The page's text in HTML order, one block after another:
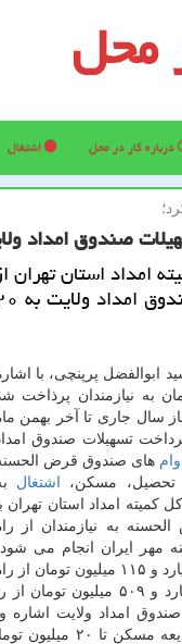
محل
درباره كار در محل اشتغال
امداد استان تهران
پرداخت تسهیلات قرض
ابوالفضل پرپنچی، با
و ۶۲۵ میلیون تومان به نیازمندان پرذاخت
سال جاری تا آخر بهمن
تسهیلات صندوق
وام های صندوق قرض
تحصیل، مسكن،
اشتغال
امداد استان تهران
به نیازمندان از
مهر ایران انجام می
خاطرنشان كرد: از آغاز سالجاری ۵۸ میلیارد و ۱۱۵ میلیون تومان از
بانك قرض الحسنه مهر
امداد ولایت اشاره
كارمزد)،